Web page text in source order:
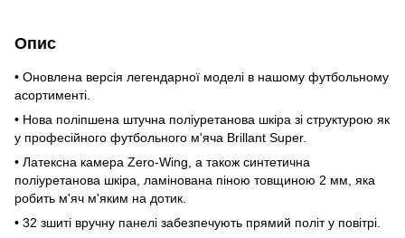
Опис
• Оновлена версія легендарної моделі в нашому футбольному
асортименті.
• Нова поліпшена штучна поліуретанова шкіра зі структурою як
у професійного футбольного м'яча Brillant Super.
• Латексна камера Zero-Wing, а також синтетична
поліуретанова шкіра, ламінована піною товщиною 2 мм, яка
робить м'яч м'яким на дотик.
• 32 зшиті вручну панелі забезпечують прямий політ у повітрі.